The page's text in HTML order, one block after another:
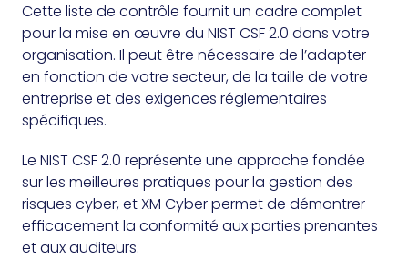
Cette liste de contrôle fournit un cadre complet
pour la mise en œuvre du NIST CSF 2.0 dans votre
organisation. Il peut être nécessaire de l’adapter
en fonction de votre secteur, de la taille de votre
entreprise et des exigences réglementaires
spécifiques.
Le NIST CSF 2.0 représente une approche fondée
sur les meilleures pratiques pour la gestion des
risques cyber, et XM Cyber permet de démontrer
efficacement la conformité aux parties prenantes
et aux auditeurs.